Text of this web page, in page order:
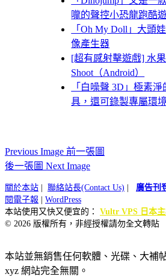
嚨的聲控小恐龍跑酷
「Oh My Doll」大頭
像產生器
[超有感射擊遊戲] 水
Shoot（Android）
「白噪聲 3D」極素
具，還可錄製專屬環境
Previous Image 前一張圖
後一張圖 Next Image
關於本站 聯絡站長(Contact Us) 廣告刊
閱電子報
WordPress
本站使用又快又便宜的： Vultr VPS 日本
© 2026 版權所有，非經授權請勿全文轉貼
本站並無銷售任何軟體、光碟、大補
xyz 網站完全無關。